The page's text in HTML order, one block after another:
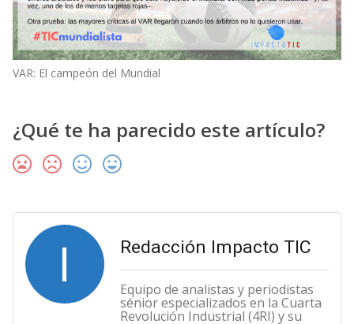
VAR: El campeón del Mundial
¿Qué te ha parecido este artículo?
I Redacción Impacto TIC
Equipo de analistas y periodistas
sénior especializados en la Cuarta
Revolución Industrial (4RI) y su